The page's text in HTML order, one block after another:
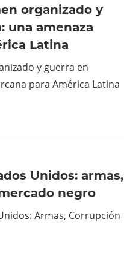
organizado y
una amenaza
Latina
y guerra en
para América Latina
Unidos: armas,
negro
Armas, Corrupción